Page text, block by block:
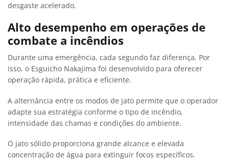
desgaste acelerado.
Alto desempenho em operações de
combate a incêndios
Durante uma emergência, cada segundo faz diferença. Por
isso, o Esguicho Nakajima foi desenvolvido para oferecer
operação rápida, prática e eficiente.
A alternância entre os modos de jato permite que o operador
adapte sua estratégia conforme o tipo de incêndio,
intensidade das chamas e condições do ambiente.
O jato sólido proporciona grande alcance e elevada
concentração de água para extinguir focos específicos.